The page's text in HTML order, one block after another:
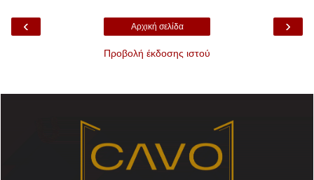
‹ ›
Αρχική σελίδα
Προβολή έκδοσης ιστού